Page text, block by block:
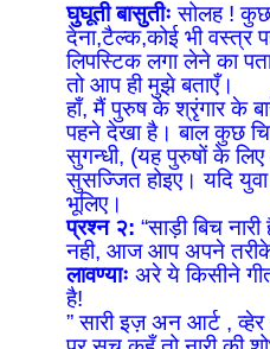
घुघूती बासुतीः सोलह ! कुछ
देना,टैल्क,कोई भी वस्त्र
लिपस्टिक लगा लेने का
तो आप ही मुझे बताएँ।
हाँ, मैं पुरुष के श्रृंगार के
पहने देखा है। बाल कुछ
सुगन्धी, (यह पुरुषों के
सुसज्जित होइए। यदि
भूलिए।
प्रश्न २: “साड़ी बिच
नही, आज आप अपने
लावण्याः अरे ये किसीने
है!
” सारी इज़ अन आर्ट ,